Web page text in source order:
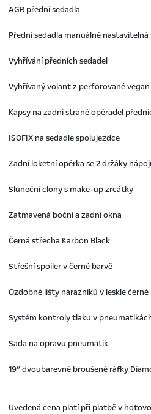
AGR přední sedadla
Přední sedadla manuálně nastavitelná
Vyhřívání předních sedadel
Vyhřívaný volant z perforované
Kapsy na zadní straně opěradel
ISOFIX na sedadle spolujezdce
Zadní loketní opěrka se 2 držáky
Sluneční clony s make-up zrcátky
Zatmavená boční a zadní okna
Černá střecha Karbon Black
Střešní spoiler v černé barvě
Ozdobné lišty nárazníků v leskle černé
Systém kontroly tlaku v
Sada na opravu pneumatik
19“ dvoubarevné broušené ráfky
Uvedená cena platí při platbě v